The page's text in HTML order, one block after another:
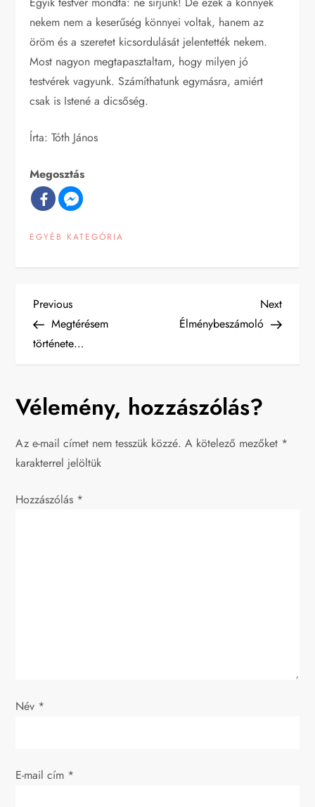
nekem nem a keserűség könnyei voltak, hanem az
öröm és a szeretet kicsordulását jelentették nekem.
Most nagyon megtapasztaltam, hogy milyen jó
testvérek vagyunk. Számíthatunk egymásra, amiért
csak is Istené a dicsőség.
Írta: Tóth János
Megosztás
EGYÉB KATEGÓRIA
B
e
e
g
y
z
i
á
Previous
Post
Previous
Megtérésem
története…
Next
Post
Next
Élménybeszámoló
Vélemény, hozzászólás?
Az e-mail címet nem tesszük közzé. A kötelező mezőket *
karakterrel jelöltük
Hozzászólás *
Név *
E-mail cím *